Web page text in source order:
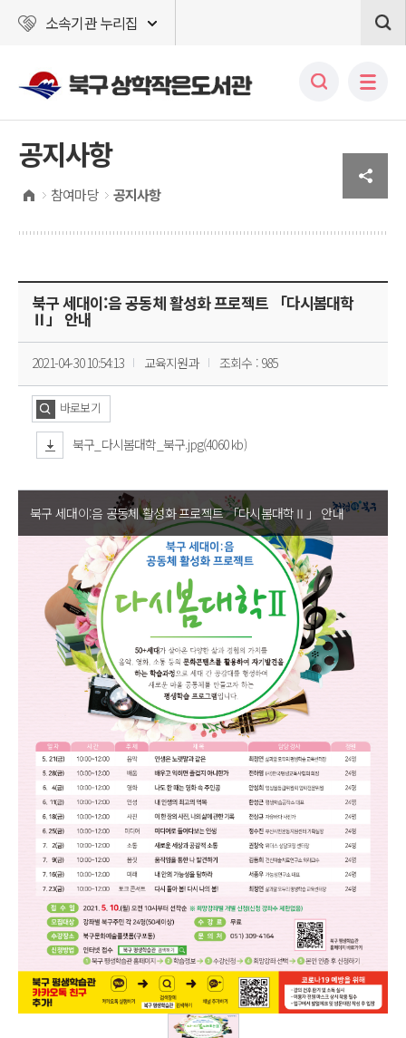
소속기관 누리집
공지사항
참여마당 공지사항
북구 세대이:음 공동체 활성화 프로젝트 「다시봄대학
Ⅱ」 안내
2021-04-30 10:54:13 교육지원과 조회수 : 985
바로보기
북구_다시봄대학_북구.jpg(4060 kb)
북구 세대이:음 공동체 활성화 프로젝트 「다시봄대학Ⅱ」 안내